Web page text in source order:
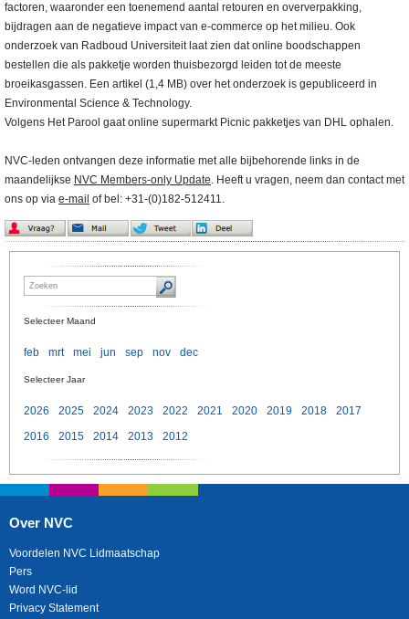
factoren, waaronder een toenemend aantal retouren en oververpakking,
bijdragen aan de negatieve impact van e-commerce op het milieu. Ook
onderzoek van Radboud Universiteit laat zien dat online boodschappen
bestellen die als pakketje worden thuisbezorgd leiden tot de meeste
broeikasgassen. Een artikel (1,4 MB) over het onderzoek is gepubliceerd in
Environmental Science & Technology.
Volgens Het Parool gaat online supermarkt Picnic pakketjes van DHL ophalen.
NVC-leden ontvangen deze informatie met alle bijbehorende links in de
maandelijkse NVC Members-only Update. Heeft u vragen, neem dan contact met
ons op via e-mail of bel: +31-(0)182-512411.
Selecteer Maand
feb mrt mei jun sep nov dec
Selecteer Jaar
2026 2025 2024 2023 2022 2021 2020 2019 2018
2017
2016
2015 2014 2013 2012
Over NVC
Voordelen NVC Lidmaatschap
Pers
Word NVC-lid
Privacy Statement